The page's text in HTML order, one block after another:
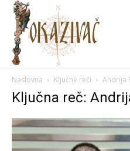
Naslovna Ključne reči Andrija
Ključna reč: